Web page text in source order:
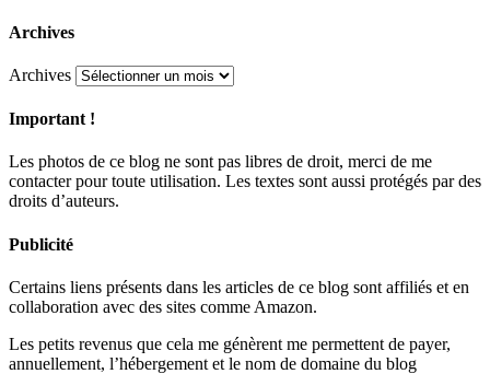
Archives
Archives
Important !
Les photos de ce blog ne sont pas libres de droit, merci de me
contacter pour toute utilisation. Les textes sont aussi protégés par des
droits d’auteurs.
Publicité
Certains liens présents dans les articles de ce blog sont affiliés et en
collaboration avec des sites comme Amazon.
Les petits revenus que cela me génèrent me permettent de payer,
annuellement, l’hébergement et le nom de domaine du blog